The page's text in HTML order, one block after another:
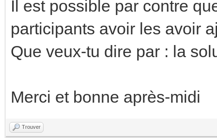
Il est possible par contre
participants avoir les avoir
Que veux-tu dire par : la
Merci et bonne après-midi
Trouver